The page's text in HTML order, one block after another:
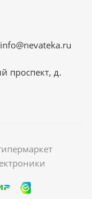
info@nevateka.ru
проспект, д.